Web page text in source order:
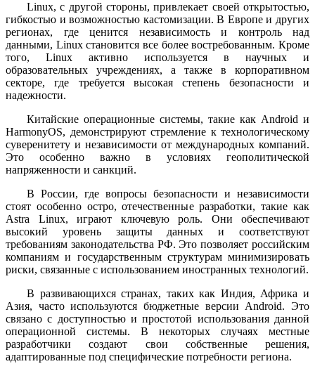
Linux, с другой стороны, привлекает своей открытостью,
гибкостью и возможностью кастомизации. В Европе и других
регионах, где ценится независимость и контроль над
данными, Linux становится все более востребованным. Кроме
того, Linux активно используется в научных и
образовательных учреждениях, а также в корпоративном
секторе, где требуется высокая степень безопасности и
надежности.
Китайские операционные системы, такие как Android и
HarmonyOS, демонстрируют стремление к технологическому
суверенитету и независимости от международных компаний.
Это особенно важно в условиях геополитической
напряженности и санкций.
В России, где вопросы безопасности и независимости
стоят особенно остро, отечественные разработки, такие как
Astra Linux, играют ключевую роль. Они обеспечивают
высокий уровень защиты данных и соответствуют
требованиям законодательства РФ. Это позволяет российским
компаниям и государственным структурам минимизировать
риски, связанные с использованием иностранных технологий.
В развивающихся странах, таких как Индия, Африка и
Азия, часто используются бюджетные версии Android. Это
связано с доступностью и простотой использования данной
операционной системы. В некоторых случаях местные
разработчики создают свои собственные решения,
адаптированные под специфические потребности региона.